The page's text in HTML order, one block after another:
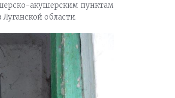
акушерским пунктам
области.